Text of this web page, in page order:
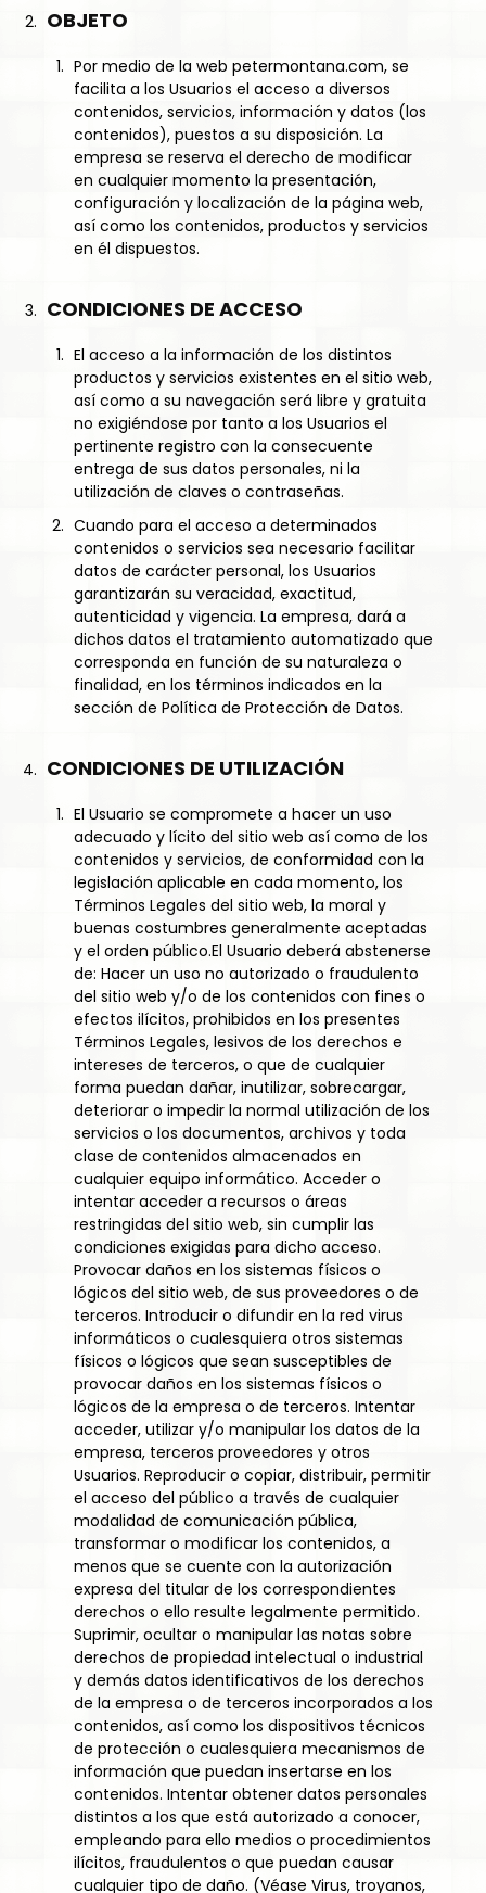
OBJETO
Por medio de la web petermontana.com, se
facilita a los Usuarios el acceso a diversos
contenidos, servicios, información y datos (los
contenidos), puestos a su disposición. La
empresa se reserva el derecho de modificar
en cualquier momento la presentación,
configuración y localización de la página web,
así como los contenidos, productos y servicios
en él dispuestos.
CONDICIONES DE ACCESO
El acceso a la información de los distintos
productos y servicios existentes en el sitio web,
así como a su navegación será libre y gratuita
no exigiéndose por tanto a los Usuarios el
pertinente registro con la consecuente
entrega de sus datos personales, ni la
utilización de claves o contraseñas.
Cuando para el acceso a determinados
contenidos o servicios sea necesario facilitar
datos de carácter personal, los Usuarios
garantizarán su veracidad, exactitud,
autenticidad y vigencia. La empresa, dará a
dichos datos el tratamiento automatizado que
corresponda en función de su naturaleza o
finalidad, en los términos indicados en la
sección de Política de Protección de Datos.
CONDICIONES DE UTILIZACIÓN
El Usuario se compromete a hacer un uso
adecuado y lícito del sitio web así como de los
contenidos y servicios, de conformidad con la
legislación aplicable en cada momento, los
Términos Legales del sitio web, la moral y
buenas costumbres generalmente aceptadas
y el orden público.El Usuario deberá abstenerse
de: Hacer un uso no autorizado o fraudulento
del sitio web y/o de los contenidos con fines o
efectos ilícitos, prohibidos en los presentes
Términos Legales, lesivos de los derechos e
intereses de terceros, o que de cualquier
forma puedan dañar, inutilizar, sobrecargar,
deteriorar o impedir la normal utilización de los
servicios o los documentos, archivos y toda
clase de contenidos almacenados en
cualquier equipo informático. Acceder o
intentar acceder a recursos o áreas
restringidas del sitio web, sin cumplir las
condiciones exigidas para dicho acceso.
Provocar daños en los sistemas físicos o
lógicos del sitio web, de sus proveedores o de
terceros. Introducir o difundir en la red virus
informáticos o cualesquiera otros sistemas
físicos o lógicos que sean susceptibles de
provocar daños en los sistemas físicos o
lógicos de la empresa o de terceros. Intentar
acceder, utilizar y/o manipular los datos de la
empresa, terceros proveedores y otros
Usuarios. Reproducir o copiar, distribuir, permitir
el acceso del público a través de cualquier
modalidad de comunicación pública,
transformar o modificar los contenidos, a
menos que se cuente con la autorización
expresa del titular de los correspondientes
derechos o ello resulte legalmente permitido.
Suprimir, ocultar o manipular las notas sobre
derechos de propiedad intelectual o industrial
y demás datos identificativos de los derechos
de la empresa o de terceros incorporados a los
contenidos, así como los dispositivos técnicos
de protección o cualesquiera mecanismos de
información que puedan insertarse en los
contenidos. Intentar obtener datos personales
distintos a los que está autorizado a conocer,
empleando para ello medios o procedimientos
ilícitos, fraudulentos o que puedan causar
cualquier tipo de daño. (Véase Virus, troyanos,